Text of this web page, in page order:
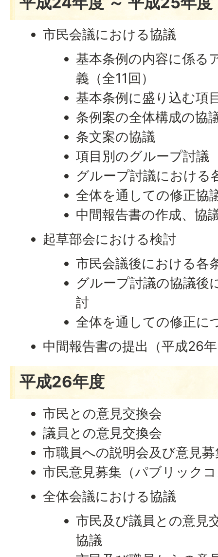
市民会議における協議
基本条例の内容に係る
義（全11回）
基本条例に盛り込む項
条例案の全体構成の協
条文案の協議
項目別のグループ討議
グループ討議における
全体を通しての修正協
中間報告書の作成、協
起草部会における検討
市民会議後における各
グループ討議の協議後
討
全体を通しての修正に
中間報告書の提出（平成26
平成26年度
市民との意見交換会
議員との意見交換会
市職員への説明会及び意見
市民意見募集（パブリック
全体会議における協議
市民及び議員との意見
協議